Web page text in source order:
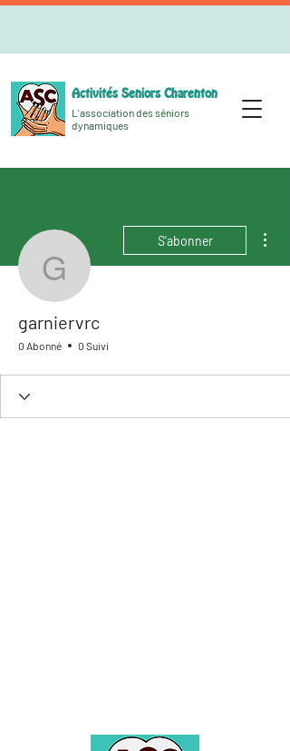
Activités Seniors Charenton
L'association des séniors
dynamiques
garniervrc
S'abonner
garniervrc
0 Abonné 0 Suivi